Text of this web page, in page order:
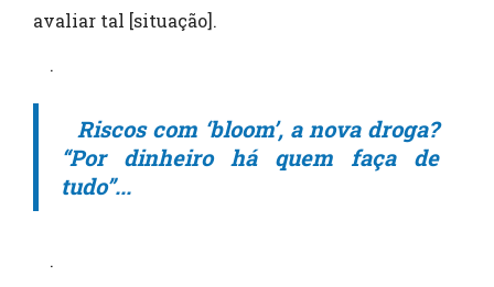
avaliar tal [situação].
.
Riscos com ‘bloom’, a nova droga?
“Por dinheiro há quem faça de
tudo”...
.